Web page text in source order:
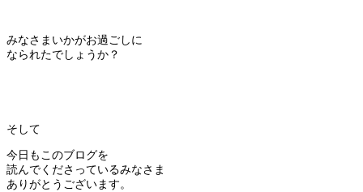
みなさまいかがお過ごしに
なられたでしょうか？
そして
今日もこのブログを
読んでくださっているみなさま
ありがとうございます。